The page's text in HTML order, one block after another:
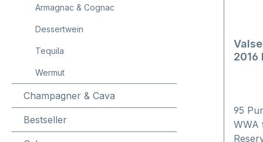
Armagnac & Cognac
Dessertwein
Tequila
Wermut
Champagner & Cava
Bestseller
2016
95
WWA